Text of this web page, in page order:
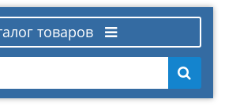
товаров